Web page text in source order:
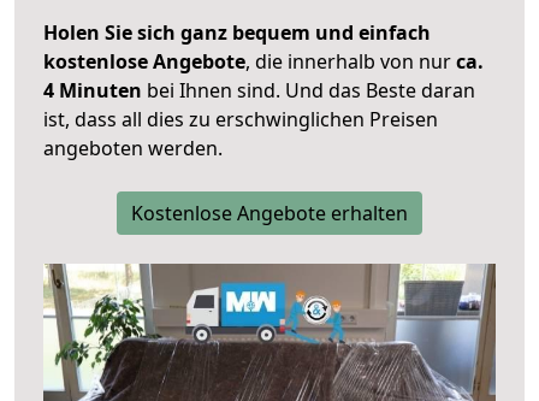
Holen Sie sich ganz bequem und einfach
kostenlose Angebote, die innerhalb von nurca.
4 Minuten bei Ihnen sind. Und das Beste daran
ist, dass all dies zu erschwinglichen Preisen
angeboten werden.
Kostenlose Angebote erhalten